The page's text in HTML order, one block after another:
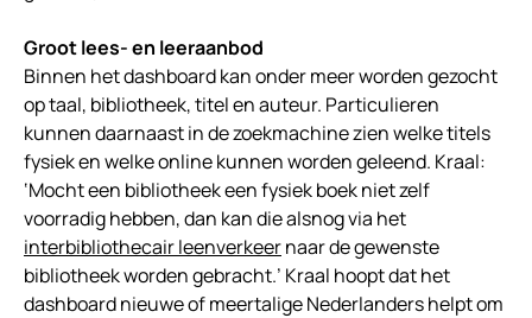
Groot lees- en leeraanbod
Binnen het dashboard kan onder meer worden gezocht
op taal, bibliotheek, titel en auteur. Particulieren
kunnen daarnaast in de zoekmachine zien welke titels
fysiek en welke online kunnen worden geleend. Kraal:
‘Mocht een bibliotheek een fysiek boek niet zelf
voorradig hebben, dan kan die alsnog via het
interbibliothecair leenverkeernaar de gewenste
bibliotheek worden gebracht.’ Kraal hoopt dat het
dashboard nieuwe of meertalige Nederlanders helpt om